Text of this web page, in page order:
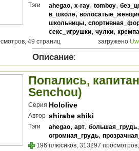
Тэги ahegao, x-ray, tomboy,
в_школе,
школьницы,
секс_игрушки, чулки,
49 страниц
загружено
Описание:
Попались,
Senchou)
Серия Hololive
Автор shirabe shiki
Тэги ahegao, арт, большая_грудь
огромная_грудь,
196 плюсиков, 313297